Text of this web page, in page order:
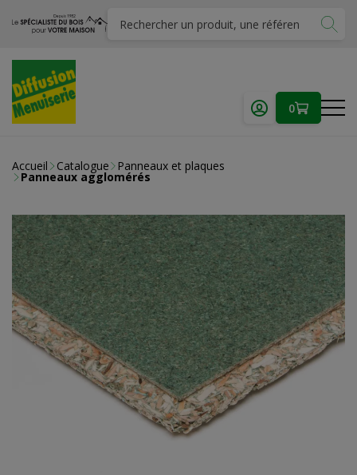
0
Accueil Catalogue Panneaux et plaques
Panneaux agglomérés